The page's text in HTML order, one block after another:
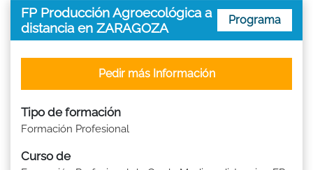
FP Producción Agroecológica a
distancia en ZARAGOZA
Programa
Tipo de formación
Formación Profesional
Curso de
Pedir más Información